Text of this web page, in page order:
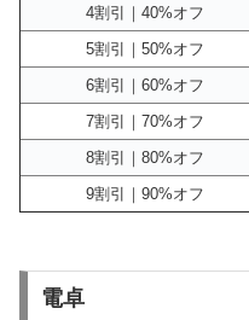
4割引｜40%オフ
5割引｜50%オフ
6割引｜60%オフ
7割引｜70%オフ
8割引｜80%オフ
9割引｜90%オフ
電卓